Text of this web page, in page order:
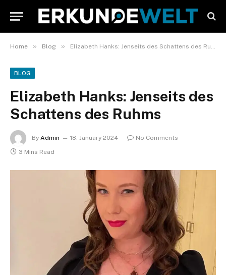
Home » Blog » Elizabeth Hanks: Jenseits des Schattens des Ruhms
BLOG
Elizabeth Hanks: Jenseits des
Schattens des Ruhms
By Admin 18. January 2024
No Comments
3 Mins Read